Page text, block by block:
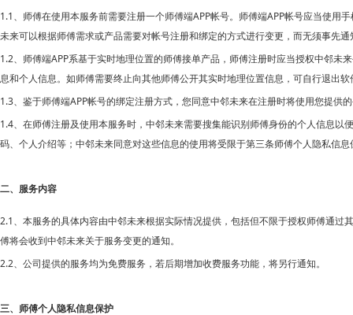
1.1、师傅在使用本服务前需要注册一个师傅端APP帐号。师傅端APP帐号应当使用
未来可以根据师傅需求或产品需要对帐号注册和绑定的方式进行变更，而无须事先通
1.2、师傅端APP系基于实时地理位置的师傅接单产品，师傅注册时应当授权中邻
息和个人信息。如师傅需要终止向其他师傅公开其实时地理位置信息，可自行退出软
1.3、鉴于师傅端APP帐号的绑定注册方式，您同意中邻未来在注册时将使用您提
1.4、在师傅注册及使用本服务时，中邻未来需要搜集能识别师傅身份的个人信息
码、个人介绍等；中邻未来同意对这些信息的使用将受限于第三条师傅个人隐私信
二、服务内容
2.1、本服务的具体内容由中邻未来根据实际情况提供，包括但不限于授权师傅通
傅将会收到中邻未来关于服务变更的通知。
2.2、公司提供的服务均为免费服务，若后期增加收费服务功能，将另行通知。
三、师傅个人隐私信息保护